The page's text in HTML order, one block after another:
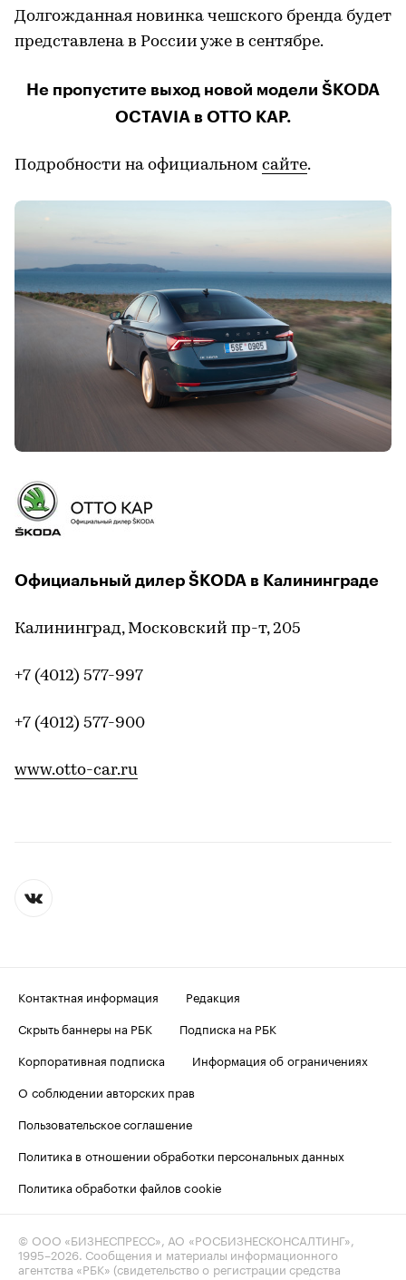
Долгожданная новинка чешского бренда будет
представлена в России уже в сентябре.
Не пропустите выход новой модели ŠKODA
OCTAVIA в ОТТО КАР.
Подробности на официальном сайте.
Официальный дилер ŠKODA в Калининграде
Калининград, Московский пр-т, 205
+7 (4012) 577-997
+7 (4012) 577-900
www.otto-car.ru
Контактная информация
Редакция
Скрыть баннеры на РБК
Подписка на РБК
Корпоративная подписка
Информация об ограничениях
О соблюдении авторских прав
Пользовательское соглашение
Политика в отношении обработки персональных данных
Политика обработки файлов cookie
© ООО «БИЗНЕСПРЕСС», АО «РОСБИЗНЕСКОНСАЛТИНГ»,
1995–2026 . Сообщения и материалы информационного
агентства «РБК» (свидетельство о регистрации средства